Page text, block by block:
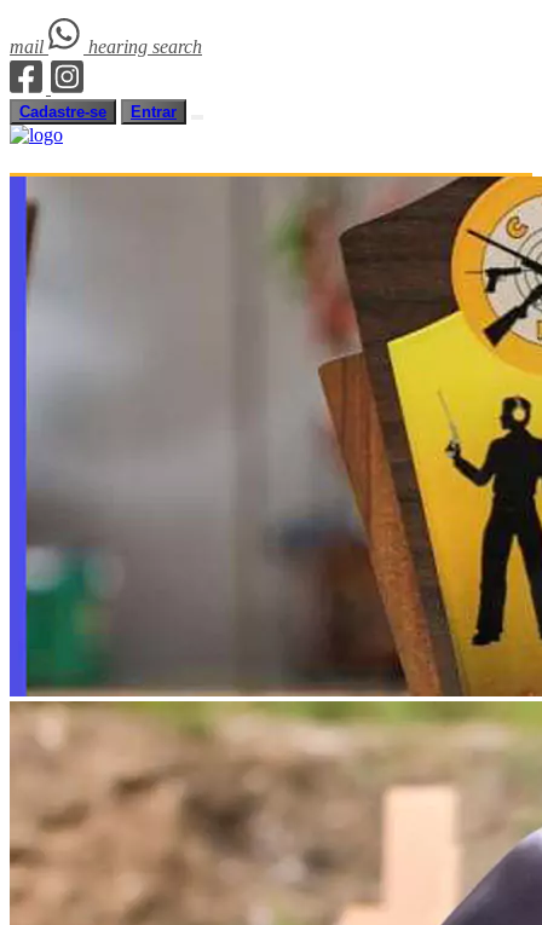
mail hearing search
Cadastre-se Entrar